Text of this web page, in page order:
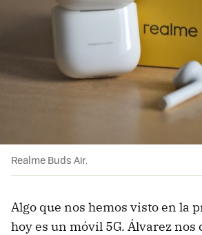
Realme Buds Air.
Algo que nos hemos visto en la
hoy es un móvil 5G. Álvarez nos